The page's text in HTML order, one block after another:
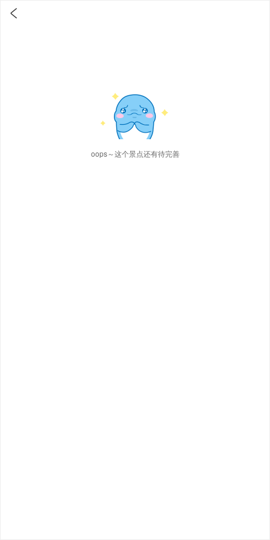

oops～这个景点还有待完善